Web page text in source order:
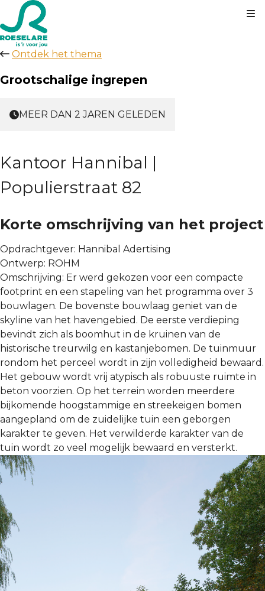
Ontdek het thema
Grootschalige ingrepen
MEER DAN 2 JAREN GELEDEN
Kantoor Hannibal |
Populierstraat 82
Korte omschrijving van het project
Opdrachtgever: Hannibal Adertising
Ontwerp: ROHM
Omschrijving: Er werd gekozen voor een compacte
footprint en een stapeling van het programma over 3
bouwlagen. De bovenste bouwlaag geniet van de
skyline van het havengebied. De eerste verdieping
bevindt zich als boomhut in de kruinen van de
historische treurwilg en kastanjebomen. De tuinmuur
rondom het perceel wordt in zijn volledigheid bewaard.
Het gebouw wordt vrij atypisch als robuuste ruimte in
beton voorzien. Op het terrein worden meerdere
bijkomende hoogstammige en streekeigen bomen
aangepland om de zuidelijke tuin een geborgen
karakter te geven. Het verwilderde karakter van de
tuin wordt zo veel mogelijk bewaard en versterkt.